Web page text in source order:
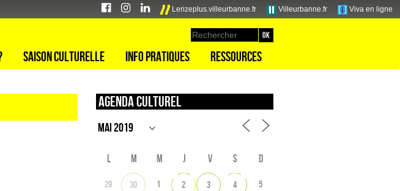
Lerizeplus.villeurbanne.fr Villeurbanne.fr Viva en ligne
Saison culturelle Info pratiques Ressources
Agenda culturel
L M M J V S D
29 30 1 2 3 4 5